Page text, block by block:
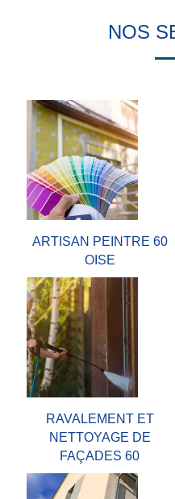
NOS
ARTISAN PEINTRE 60
OISE
RAVALEMENT ET
NETTOYAGE DE
FAÇADES 60